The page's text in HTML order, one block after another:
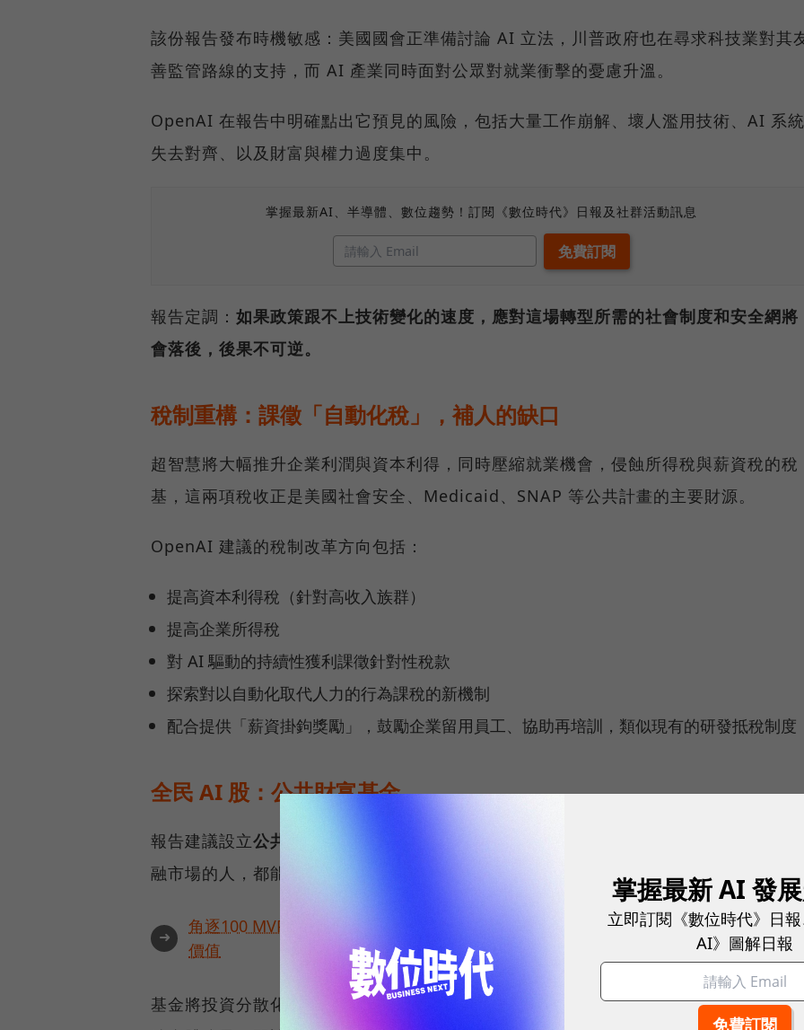
該份報告發布時機敏感：美國國會正準備討論 AI 立法，川普政府也在尋求科技業對其
善監管路線的支持，而 AI 產業同時面對公眾對就業衝擊的憂慮升溫。
OpenAI 在報告中明確點出它預見的風險，包括大量工作崩解、壞人濫用技術、AI 系統
失去對齊、以及財富與權力過度集中。
掌握最新AI、半導體、數位趨勢！訂閱《數位時代》日報及社群活動訊息
報告定調： 如果政策跟不上技術變化的速度，應對這場轉型所需的社會制度和安全網將
會落後，後果不可逆。
稅制重構：課徵「自動化稅」，補人的缺口
超智慧將大幅推升企業利潤與資本利得，同時壓縮就業機會，侵蝕所得稅與薪資稅的稅
基，這兩項稅收正是美國社會安全、Medicaid、SNAP 等公共計畫的主要財源。
OpenAI 建議的稅制改革方向包括：
提高資本利得稅（針對高收入族群）
提高企業所得稅
對 AI 驅動的持續性獲利課徵針對性稅款
探索對以自動化取代人力的行為課稅的新機制
配合提供「薪資掛鉤獎勵」，鼓勵企業留用員工、協助再培訓，類似現有的研發抵稅制度
全民 AI 股：公共財富基金
報告建議設立公共財富基金
融市場的人，都能在 AI 驅動的經濟成長中擁有直接份額。
➜
角逐100 MVP盛典雙重榮耀！國際品牌X經理人特別肯定，展現AI時代最具潛力的核心
價值
基金將投資分散化的長期資產，涵蓋 AI 公司股票與廣泛採用 AI 的企業。收益直接分配
掌握最新 AI 發展
立即訂閱《數位時代》日
AI》圖解日報